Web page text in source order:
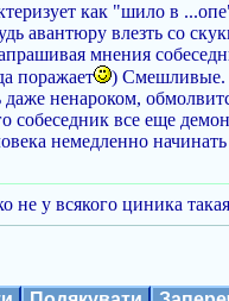
как "шило в
авантюру влезть со
мнения
поражает
) Смешливые.
ненароком,
собеседник все еще
немедленно
не у всякого циника